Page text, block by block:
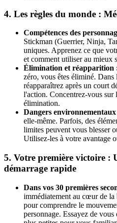
4. Les règles du monde :
Compétences des
Stickman (Guerrier, Ninja,
uniques. Apprenez ce que
et comment utiliser au mieux
Élimination et réapparition
zéro, vous êtes éliminé.
réapparaîtrez après un court
l'action. Concentrez-vous sur
élimination.
Dangers
elle-même. Parfois, des
limites peuvent vous blesser
Utilisez-les à votre avantage
5. Votre première victoire :
démarrage rapide
Dans vos 30 premières
immédiatement au cœur de la
pour comprendre le
personnage. Essayez de vous